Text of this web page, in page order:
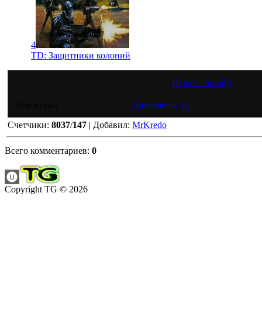
4
TD: Защитники колоний
Играть онлайн
Динозавры td
Счетчики: 8037/147 | Добавил: MrKredo
Всего комментариев: 0
Copyright TG © 2026